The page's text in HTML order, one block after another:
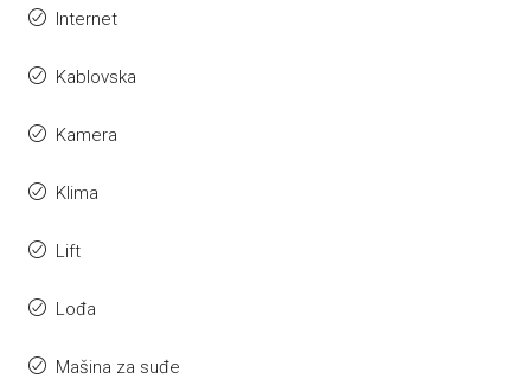
Internet
Kablovska
Kamera
Klima
Lift
Lođa
Mašina za suđe